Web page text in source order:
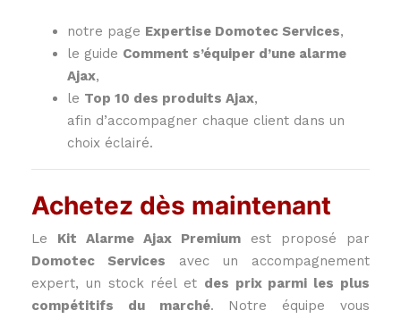
notre page Expertise Domotec Services,
le guide Comment s’équiper d’une alarme
Ajax,
le Top 10 des produits Ajax,
afin d’accompagner chaque client dans un
choix éclairé.
Achetez dès maintenant
Le Kit Alarme Ajax Premium est proposé par
Domotec Services avec un accompagnement
expert, un stock réel et des prix parmi les plus
compétitifs du marché. Notre équipe vous